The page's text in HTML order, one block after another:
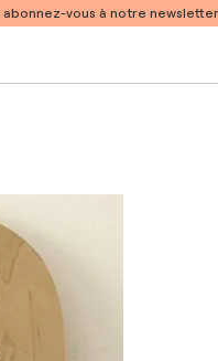
abonnez-vous à notre